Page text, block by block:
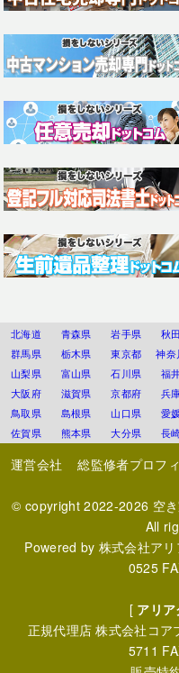
北海道 青森県 岩手県 秋
群馬県
栃木県 東京都 神奈
山梨県
富山県 石川県 福
大阪府
滋賀県 京都府 兵
鳥取県
島根県 山口県 愛
佐賀県
熊本県 大分県 長
運営会社 総監修者プロフ
© copyright 2022-2026 空
All
Powered by 株式会社ア
0525
[ アリ
正規代理店株式会社コア
5711